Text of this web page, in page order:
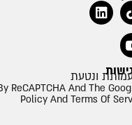
ReCAPTCHA And The
Policy And Terms Of